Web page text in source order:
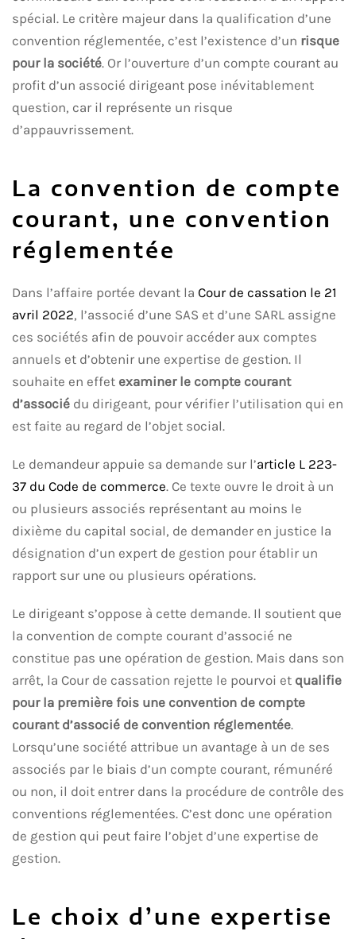
spécial. Le critère majeur dans la qualification d’une
convention réglementée, c’est l’existence d’un risque
pour la société. Or l’ouverture d’un compte courant au
profit d’un associé dirigeant pose inévitablement
question, car il représente un risque
d’appauvrissement.
La convention de compte
courant, une convention
réglementée
Dans l’affaire portée devant la Cour de cassation le 21
avril 2022, l’associé d’une SAS et d’une SARL assigne
ces sociétés afin de pouvoir accéder aux comptes
annuels et d’obtenir une expertise de gestion. Il
souhaite en effet examiner le compte courant
d’associé du dirigeant, pour vérifier l’utilisation qui en
est faite au regard de l’objet social.
Le demandeur appuie sa demande sur l’article L 223-
37 du Code de commerce. Ce texte ouvre le droit à un
ou plusieurs associés représentant au moins le
dixième du capital social, de demander en justice la
désignation d’un expert de gestion pour établir un
rapport sur une ou plusieurs opérations.
Le dirigeant s’oppose à cette demande. Il soutient que
la convention de compte courant d’associé ne
constitue pas une opération de gestion. Mais dans son
arrêt, la Cour de cassation rejette le pourvoi et qualifie
pour la première fois une convention de compte
courant d’associé de convention réglementée.
Lorsqu’une société attribue un avantage à un de ses
associés par le biais d’un compte courant, rémunéré
ou non, il doit entrer dans la procédure de contrôle des
conventions réglementées. C’est donc une opération
de gestion qui peut faire l’objet d’une expertise de
gestion.
Le choix d’une expertise